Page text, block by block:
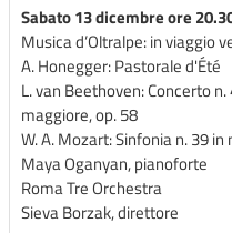
Sabato 13 dicembre ore
Musica d’Oltralpe: in viaggio
A. Honegger: Pastorale d'Été
L. van Beethoven: Concerto
maggiore, op. 58
W. A. Mozart: Sinfonia n. 39
Maya Oganyan, pianoforte
Roma Tre Orchestra
Sieva Borzak, direttore